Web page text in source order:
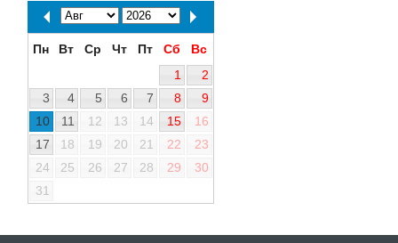
Пн Вт Ср Чт Пт Сб
Вс
1
2
3
4 5 6 7 8
9
10
11 12 13 14 15
16
17
18 19 20 21 22
23
24
25 26 27 28 29
30
31